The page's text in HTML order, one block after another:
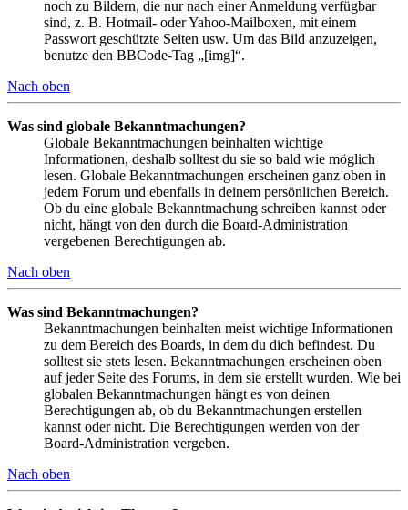
noch zu Bildern, die nur nach einer Anmeldung verfügbar
sind, z. B. Hotmail- oder Yahoo-Mailboxen, mit einem
Passwort geschützte Seiten usw. Um das Bild anzuzeigen,
benutze den BBCode-Tag „[img]“.
Nach oben
Was sind globale Bekanntmachungen?
Globale Bekanntmachungen beinhalten wichtige
Informationen, deshalb solltest du sie so bald wie möglich
lesen. Globale Bekanntmachungen erscheinen ganz oben in
jedem Forum und ebenfalls in deinem persönlichen Bereich.
Ob du eine globale Bekanntmachung schreiben kannst oder
nicht, hängt von den durch die Board-Administration
vergebenen Berechtigungen ab.
Nach oben
Was sind Bekanntmachungen?
Bekanntmachungen beinhalten meist wichtige Informationen
zu dem Bereich des Boards, in dem du dich befindest. Du
solltest sie stets lesen. Bekanntmachungen erscheinen oben
auf jeder Seite des Forums, in dem sie erstellt wurden. Wie bei
globalen Bekanntmachungen hängt es von deinen
Berechtigungen ab, ob du Bekanntmachungen erstellen
kannst oder nicht. Die Berechtigungen werden von der
Board-Administration vergeben.
Nach oben